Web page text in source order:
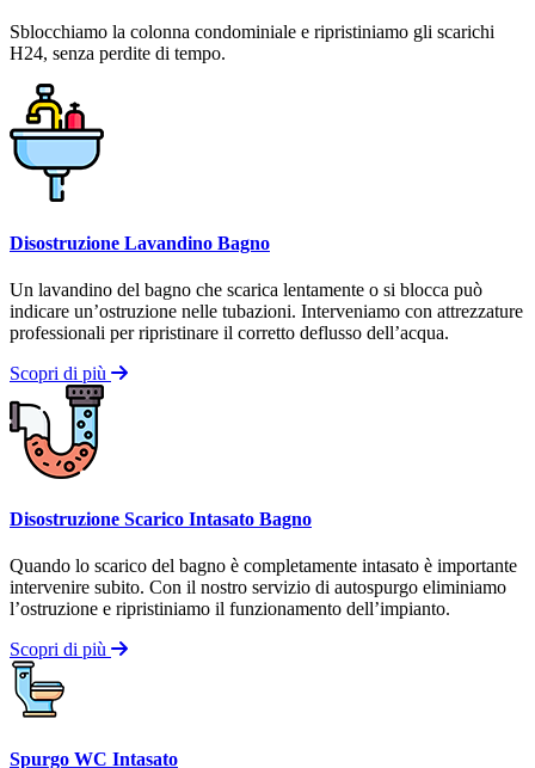
Sblocchiamo la colonna condominiale e ripristiniamo gli scarichi
H24, senza perdite di tempo.
Disostruzione Lavandino Bagno
Un lavandino del bagno che scarica lentamente o si blocca può
indicare un’ostruzione nelle tubazioni. Interveniamo con attrezzature
professionali per ripristinare il corretto deflusso dell’acqua.
Scopri di più
Disostruzione Scarico Intasato Bagno
Quando lo scarico del bagno è completamente intasato è importante
intervenire subito. Con il nostro servizio di autospurgo eliminiamo
l’ostruzione e ripristiniamo il funzionamento dell’impianto.
Scopri di più
Spurgo WC Intasato